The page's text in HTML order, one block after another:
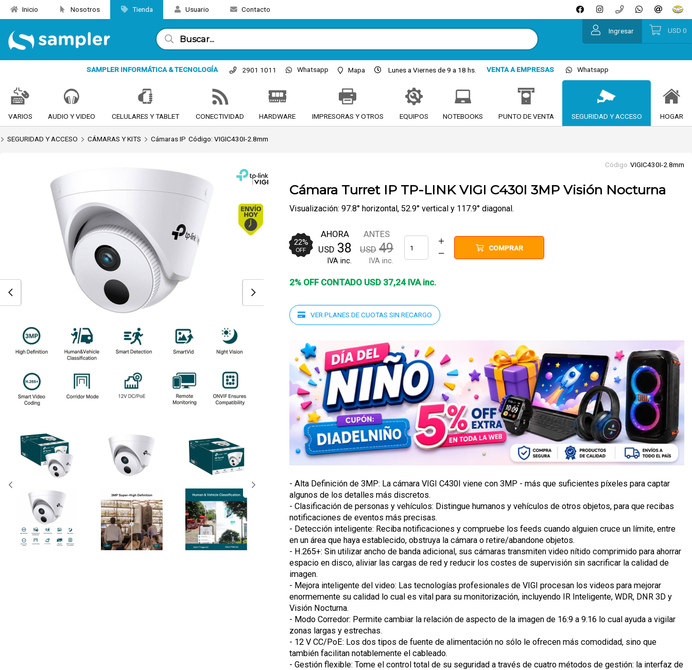
Enviar a email
Inicio Nosotros Tienda Usuario Contacto
Ingresar USD 0
SAMPLER INFORMÁTICA & TECNOLOGÍA 2901 1011 Whatsapp Mapa Lunes a Viernes de 9 a 18 hs. VENTA A EMPRESAS Whatsapp
VARIOS AUDIO Y VIDEO CELULARES Y TABLET CONECTIVIDAD HARDWARE IMPRESORAS Y OTROS EQUIPOS NOTEBOOKS PUNTO DE VENTA SEGURIDAD Y ACCESO HOGAR
SEGURIDAD Y ACCESO CÁMARAS Y KITS Cámaras IP Código: VIGIC430I-2.8mm
Código VIGIC430I-2.8mm
Envío hoy. Comprando antes de 13Hs.
Cámara Turret IP TP-LINK VIGI C430I 3MP Visión Nocturna
Visualización: 97.8° horizontal, 52.9° vertical y 117.9° diagonal.
22%
OFF
ANTES
USD 49
IVA inc.
AHORA
USD 38
IVA inc.
COMPRAR
2% OFF CONTADO USD 37,24IVA inc.
VER PLANES DE CUOTAS SIN RECARGO
- Alta Definición de 3MP: La cámara VIGI C430I viene con 3MP - más que suficientes píxeles para captar
algunos de los detalles más discretos.
- Clasificación de personas y vehículos: Distingue humanos y vehículos de otros objetos, para que recibas
notificaciones de eventos más precisas.
- Detección inteligente: Reciba notificaciones y compruebe los feeds cuando alguien cruce un límite, entre
en un área que haya establecido, obstruya la cámara o retire/abandone objetos.
- H.265+: Sin utilizar ancho de banda adicional, sus cámaras transmiten video nítido comprimido para ahorrar
espacio en disco, aliviar las cargas de red y reducir los costes de supervisión sin sacrificar la calidad de
imagen.
- Mejora inteligente del video: Las tecnologías profesionales de VIGI procesan los videos para mejorar
enormemente su calidad lo cual es vital para su monitorización, incluyendo IR Inteligente, WDR, DNR 3D y
Visión Nocturna.
- Modo Corredor: Permite cambiar la relación de aspecto de la imagen de 16:9 a 9:16 lo cual ayuda a vigilar
zonas largas y estrechas.
- 12 V CC/PoE: Los dos tipos de fuente de alimentación no sólo le ofrecen más comodidad, sino que
también facilitan notablemente el cableado.
- Gestión flexible: Tome el control total de su seguridad a través de cuatro métodos de gestión: la interfaz de